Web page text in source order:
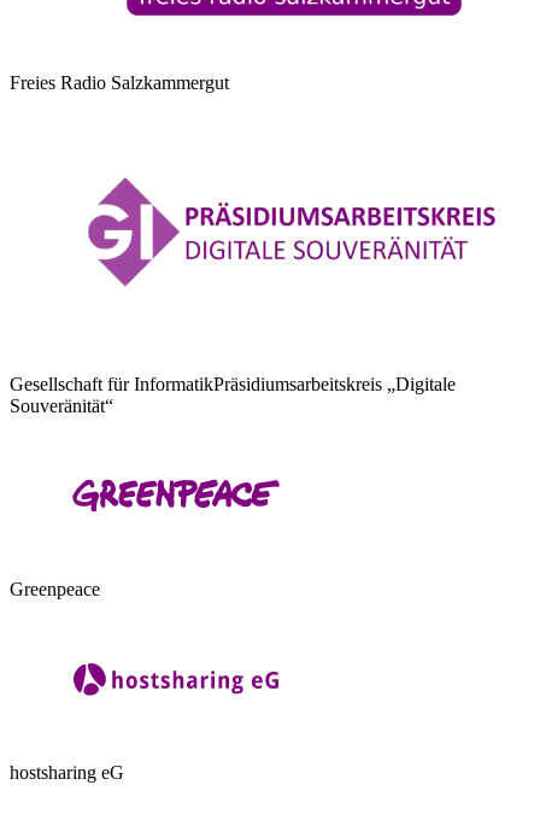
Freies Radio Salzkammergut
Gesellschaft für InformatikPräsidiumsarbeitskreis „Digitale
Souveränität“
Greenpeace
hostsharing eG